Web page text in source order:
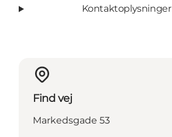
Kontaktoplysninger
Find vej
Markedsgade 53